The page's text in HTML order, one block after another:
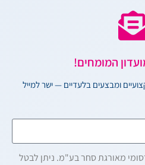
המומחים!
ומבצעים בלעדיים — ישר למייל
מאורגת סחר בע"מ. ניתן לבטל